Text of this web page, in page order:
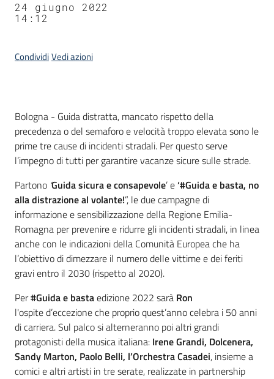
24 giugno 2022
14:12
CondividiVedi azioni
Contenuto
Bologna - Guida distratta, mancato rispetto della
precedenza o del semaforo e velocità troppo elevata sono le
prime tre cause di incidenti stradali. Per questo serve
l’impegno di tutti per garantire vacanze sicure sulle strade.
Partono ‘Guida sicura e consapevole’ e‘#Guida e basta, no
alla distrazione al volante!”, le due campagne di
informazione e sensibilizzazione della Regione Emilia-
Romagna per prevenire e ridurre gli incidenti stradali, in linea
anche con le indicazioni della Comunità Europea che ha
l’obiettivo di dimezzare il numero delle vittime e dei feriti
gravi entro il 2030 (rispetto al 2020).
Per#Guida e bastaedizione 2022 sarà Ron
l'ospite d’eccezione che proprio quest’anno celebra i 50 anni
di carriera. Sul palco si alterneranno poi altri grandi
protagonisti della musica italiana: Irene Grandi, Dolcenera,
Sandy Marton, Paolo Belli, l’Orchestra Casadei, insieme a
comici e altri artisti in tre serate, realizzate in partnership